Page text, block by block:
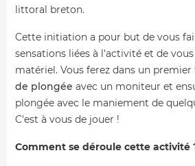
littoral breton.
Cette initiation a pour but de vous
sensations liées à l'activité et de
matériel. Vous ferez dans un
de plongée avec un moniteur et
plongée avec le maniement de
C'est à vous de jouer !
Comment se déroule cette activité